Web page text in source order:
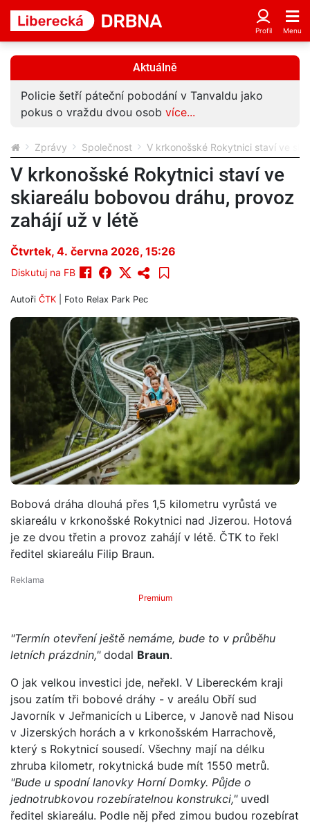
Aktuálně
Policie šetří páteční pobodání v Tanvaldu jako
pokus o vraždu dvou osob více...
Zprávy Společnost V krkonošské Rokytnici staví ve
V krkonošské Rokytnici staví ve
skiareálu bobovou dráhu, provoz
zahájí už v létě
Čtvrtek, 4. června 2026, 15:26
Diskutuj na FB
Autoři ČTK | Foto Relax Park Pec
Bobová dráha dlouhá přes 1,5 kilometru vyrůstá ve
skiareálu v krkonošské Rokytnici nad Jizerou. Hotová
je ze dvou třetin a provoz zahájí v létě. ČTK to řekl
ředitel skiareálu Filip Braun.
Premium
"Termín otevření ještě nemáme, bude to v průběhu
letních prázdnin,"dodal Braun.
O jak velkou investici jde, neřekl. V Libereckém kraji
jsou zatím tři bobové dráhy - v areálu Obří sud
Javorník v Jeřmanicích u Liberce, v Janově nad Nisou
v Jizerských horách a v krkonošském Harrachově,
který s Rokytnicí sousedí. Všechny mají na délku
zhruba kilometr, rokytnická bude mít 1550 metrů.
"Bude u spodní lanovky Horní Domky. Půjde o
jednotrubkovou rozebíratelnou konstrukci,"uvedl
ředitel skiareálu. Podle něj před zimou budou rozebírat